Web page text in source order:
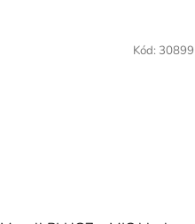
Kód: 30899